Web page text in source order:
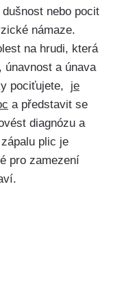
​nebo pocit
námaze.
na hrudi, která⁤
a⁣ únava
pociťujete,
je
⁣a představit se
diagnózu ⁤a
plic je⁢
pro zamezení‌